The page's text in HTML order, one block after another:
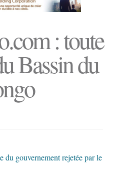
: toute
Bassin du
du gouvernement rejetée par le